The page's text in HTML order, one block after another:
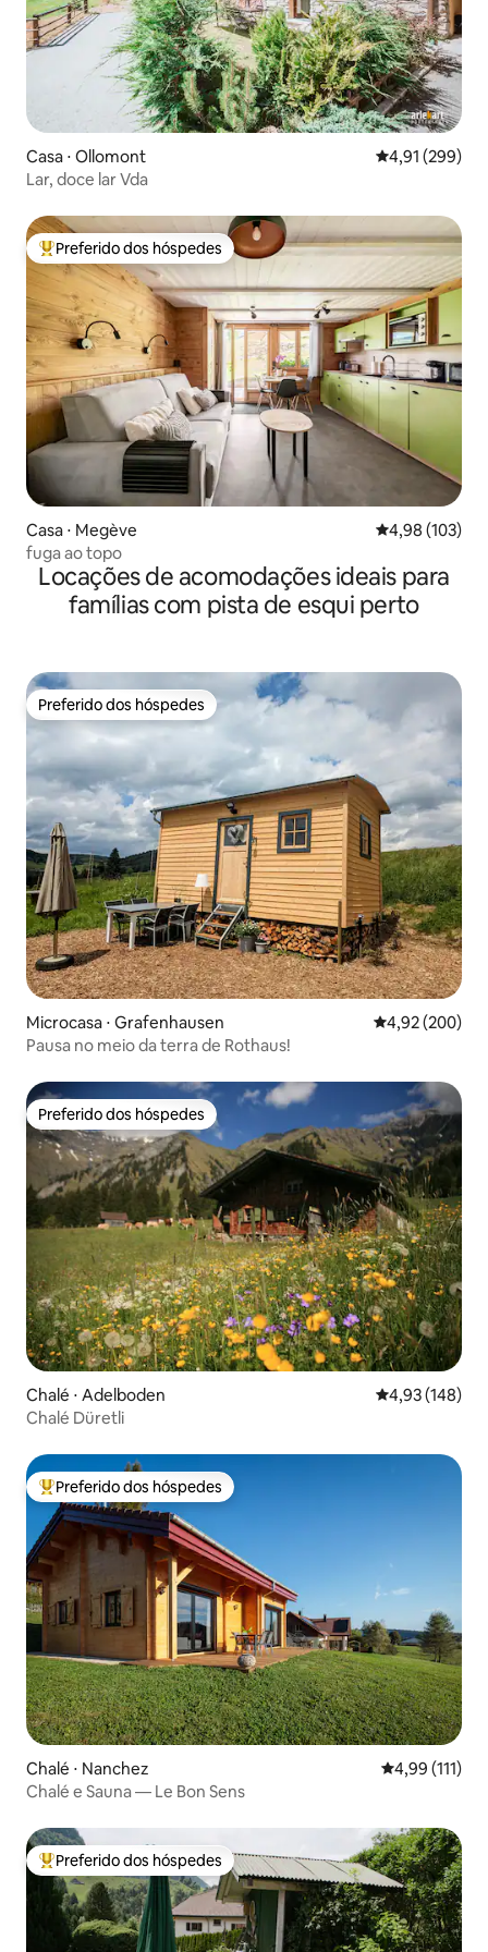
Casa ⋅ Ollomont 4,91 de uma
4,91 (299)
Lar, doce lar Vda
Entre os melhores preferidos dos hóspedes
Preferido dos hóspedes
Casa ⋅ Megève 4,98 de uma
4,98 (103)
fuga ao topo
Locações de acomodações ideais para
famílias com pista de esqui perto
Preferido dos hóspedes
Preferido dos hóspedes
Microcasa ⋅ Grafenhausen 4,92 de uma
4,92 (200)
Pausa no meio da terra de Rothaus!
Preferido dos hóspedes
Preferido dos hóspedes
Chalé ⋅ Adelboden 4,93 de uma
4,93 (148)
Chalé Düretli
Entre os melhores preferidos dos hóspedes
Preferido dos hóspedes
Chalé ⋅ Nanchez 4,99 de uma
4,99 (111)
Chalé e Sauna — Le Bon Sens
Entre os melhores preferidos dos hóspedes
Preferido dos hóspedes